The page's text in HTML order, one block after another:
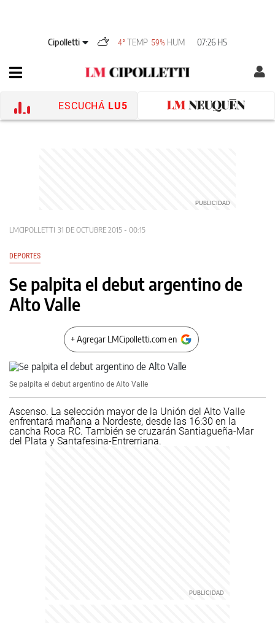
Cipolletti 4° TEMP 59% HUM 07:26 HS
ESCUCHÁ LU5
LMCIPOLLETTI 31 DE OCTUBRE 2015 - 00:15
DEPORTES
Se palpita el debut argentino de
Alto Valle
+ Agregar LMCipolletti.com en
Se palpita el debut argentino de Alto Valle
Ascenso. La selección mayor de la Unión del Alto Valle
enfrentará mañana a Nordeste, desde las 16:30 en la
cancha Roca RC. También se cruzarán Santiagueña-Mar
del Plata y Santafesina-Entrerriana.